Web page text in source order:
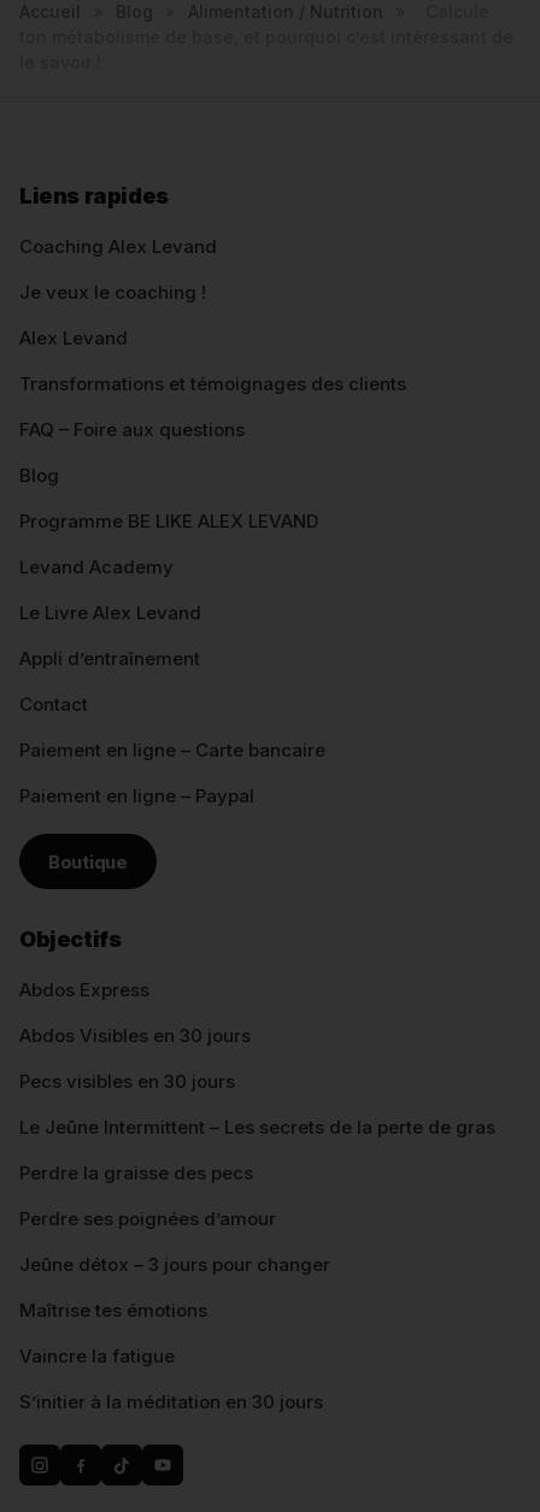
Accueil Blog Alimentation / Nutrition
Liens rapides
Coaching Alex Levand
Je veux le coaching !
Alex Levand
Transformations et témoignages des clients
FAQ – Foire aux questions
Blog
Programme BE LIKE ALEX LEVAND
Levand Academy
Le Livre Alex Levand
Appli d’entraînement
Contact
Paiement en ligne – Carte bancaire
Paiement en ligne – Paypal
Boutique
Objectifs
Abdos Express
Abdos Visibles en 30 jours
Pecs visibles en 30 jours
Le Jeûne Intermittent – Les secrets de la perte de gras
Perdre la graisse des pecs
Perdre ses poignées d’amour
Jeûne détox – 3 jours pour changer
Maîtrise tes émotions
Vaincre la fatigue
S’initier à la méditation en 30 jours